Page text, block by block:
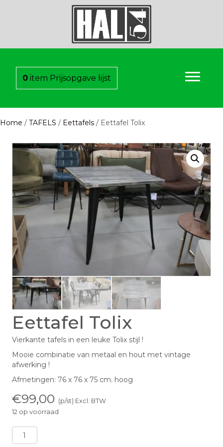
0 item Prijsopgave lijst
Home / TAFELS / Eettafels / Eettafel Tolix
Eettafel Tolix
Vierkante tafels in een leuke Tolix stijl !
Mooie combinatie van metaal en hout met vintage
afwerking !
Afmetingen: 76 x 76 x 75 cm. hoog
€99,00 (p/st) Excl. BTW
12 op voorraad
Eettafel
Tolix